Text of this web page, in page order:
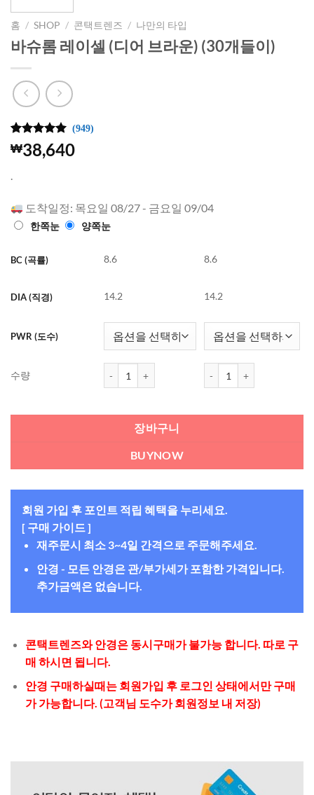
홈 / SHOP / 콘택트렌즈 / 나만의 타입
바슈롬 레이셀 (디어 브라운) (30개들이)
4.99개의
고객 평가
로 5점 만
949
(949)
₩38,640
.
도착일정: 목요일 08/27 - 금요일 09/04
한쪽눈 양쪽눈
BC (곡률) 8.6
DIA (직경) 14.2
PWR (도수)
수량
8.6
14.2
장바구니
BUYNOW
회원 가입 후 포인트 적립 혜택을 누리세요.
[ 구매 가이드 ]
재주문시 최소 3~4일 간격으로 주문해주세요.
안경 - 모든 안경은 관/부가세가 포함한 가격입니다.
추가금액은 없습니다.
콘택트렌즈와 안경은 동시구매가 불가능 합니다. 따로 구
매 하시면 됩니다.
안경 구매하실때는 회원가입 후 로그인 상태에서만 구매
가 가능합니다. (고객님 도수가 회원정보 내 저장)